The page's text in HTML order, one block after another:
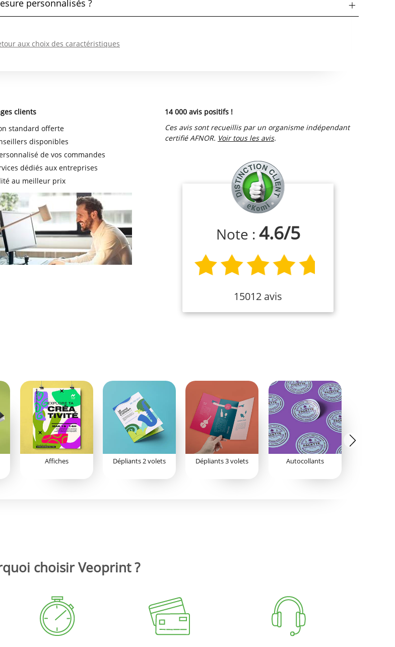
personnalisés ?
aux choix des caractéristiques
clients
standard offerte
disponibles
de vos commandes
dédiés aux entreprises
au meilleur prix
14 000 avis positifs !
Ces avis sont recueillis par un organisme indépendant
certifié AFNOR. Voir tous les avis.
Note : 4.6/5
15012 avis
Affiches Dépliants 2 volets Dépliants 3 volets Autocollants
choisir Veoprint ?